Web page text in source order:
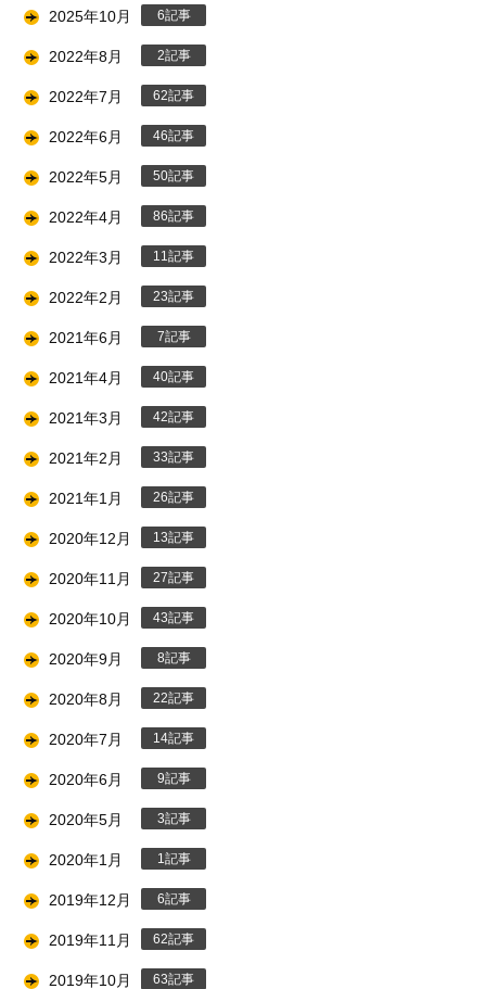
2025年10月 6
2022年8月 2
2022年7月 62
2022年6月 46
2022年5月 50
2022年4月 86
2022年3月 11
2022年2月 23
2021年6月 7
2021年4月 40
2021年3月 42
2021年2月 33
2021年1月 26
2020年12月 13
2020年11月 27
2020年10月 43
2020年9月 8
2020年8月 22
2020年7月 14
2020年6月 9
2020年5月 3
2020年1月 1
2019年12月 6
2019年11月 62
2019年10月 63